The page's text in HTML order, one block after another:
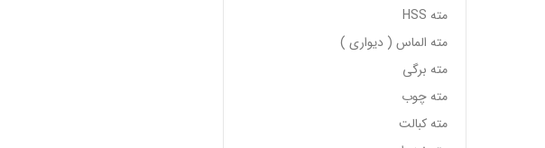
مته HSS
مته الماس ( دیواری )
مته برگی
مته چوب
مته کبالت